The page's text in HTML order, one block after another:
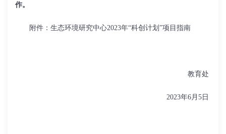
作。
附件： 生态环境研究中心2023年“科创计划”项目指南
教育处
2023年6 月 5日